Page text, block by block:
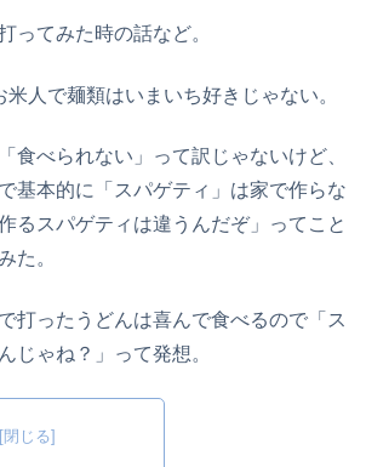
ってみた時の話など。
人で麺類はいまいち好きじゃない。
食べられない」って訳じゃないけど、
基本的に「スパゲティ」は家で作らな
るスパゲティは違うんだぞ」ってこと
た。
打ったうどんは喜んで食べるので「ス
じゃね？」って発想。